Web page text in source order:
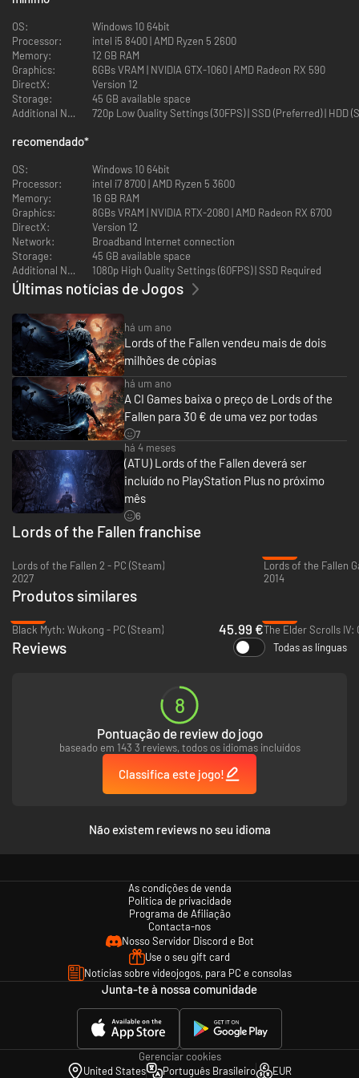
Domine Combates Rápidos e Desafiadores
Escolha entre centenas de armas distintas, de manguais pesados a
bestas rápidas, ou ignore os metais e use magias com poderes arcanos
devastadores.
nove classes diferentes. Escolha qualquer caminho e desenvolva seu
estilo de jogo ao melhorar suas armas e atributos.
Forme Alianças no Modo Multijogador On-Line
Jogue a campanha por conta própria ou junte-se a outros jogadores no
modo cooperativo on-line. Vocês podem trilhar o caminho juntos o
quanto quiserem, optando por sessões casuais de jogo ou progresso
totalmente compartilhado, no qual ambos os jogadores salvam todo o
progresso. Você também pode usar seu Passe Grátis de Amizade para
convidar alguém para se juntar à sua aventura, mesmo que essa pessoa
não tenha uma cópia do jogo.
70+ Atualizações Pós-Lançamento
Traz mais de 70 atualizações, incluindo a aclamada versão 2.0, que
aprimora bastante a experiência geral com um sistema de combate
totalmente repaginado, melhorias importantes no desempenho,
dificuldade rigorosa, o que equilibra novos modos e missões, e diversos
novos recursos de qualidade de vida.
OS:
Windows 10 64bit
Processor:
intel i5 8400 | AMD Ryzen 5 2600
Memory:
12 GB RAM
Graphics:
6GBs VRAM | NVIDIA GTX-1060 | AMD Radeon RX 590
DirectX:
Version 12
Storage:
45 GB available space
Additional Notes:
720p Low Quality Settings (30FPS) | SSD (Preferred) | HDD
recomendado*
OS:
Windows 10 64bit
Processor:
intel i7 8700 | AMD Ryzen 5 3600
Memory:
16 GB RAM
Graphics:
8GBs VRAM | NVIDIA RTX-2080 | AMD Radeon RX 6700
DirectX:
Version 12
Network:
Broadband Internet connection
Storage:
45 GB available space
Additional Notes:
1080p High Quality Settings (60FPS) | SSD Required
Últimas notícias de Jogos
há um ano
Lords of the Fallen vendeu mais de dois
milhões de cópias
há um ano
A CI Games baixa o preço de Lords of the
Fallen para 30 € de uma vez por todas
7
há 4 meses
(ATU) Lords of the Fallen deverá ser
incluído no PlayStation Plus no próximo
mês
6
Lords of the Fallen franchise
Lords of the Fallen 2 - PC (Steam)
2027
2014
Produtos similares
Black Myth: Wukong - PC (Steam)
45.99 €
Reviews Todas as línguas
8
Pontuação de review do jogo
baseado em 143 3 reviews, todos os idiomas incluídos
Classifica este jogo!
Não existem reviews no seu idioma
As condições de venda
Política de privacidade
Programa de Afiliação
Contacta-nos
Nosso Servidor Discord e Bot
Use o seu gift card
Notícias sobre videojogos, para PC e consolas
Junta-te à nossa comunidade
Gerenciar cookies
United States
Português Brasileiro EUR